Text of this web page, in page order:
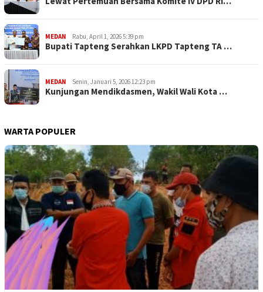
MEDAN Rabu, April 1, 2026 5:39 pm
Bupati Tapteng Serahkan LKPD Tapteng TA …
MEDAN Senin, Januari 5, 2026 12:23 pm
Kunjungan Mendikdasmen, Wakil Wali Kota …
WARTA POPULER